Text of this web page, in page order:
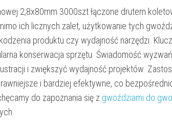
2,8x80mm 3000szt łączone drutem
ich licznych zalet, użytkowanie tych
produktu czy wydajność narzędzi.
konserwacja sprzętu. Świadomość
i zwiększyć wydajność projektów.
i bardziej efektywne, co
do zapoznania się z gwoździami do